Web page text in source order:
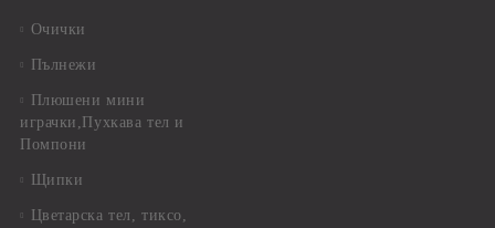
Очички
Пълнежи
Плюшени мини
играчки,Пухкава тел и
Помпони
Щипки
Цветарска тел, тиксо,